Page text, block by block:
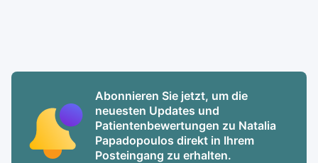
Abonnieren Sie jetzt, um die
neuesten Updates und
Patientenbewertungen zu Natalia
Papadopoulos direkt in Ihrem
Posteingang zu erhalten.